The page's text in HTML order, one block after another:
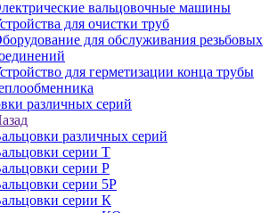
вальцовочные машины
для очистки труб
для обслуживания резьбовых
для герметизации конца трубы
различных серий
различных серий
серии Т
серии Р
серии 5Р
серии К